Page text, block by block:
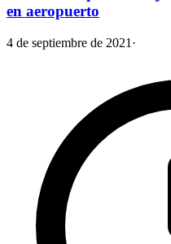
en aeropuerto
4 de septiembre de 2021 ·